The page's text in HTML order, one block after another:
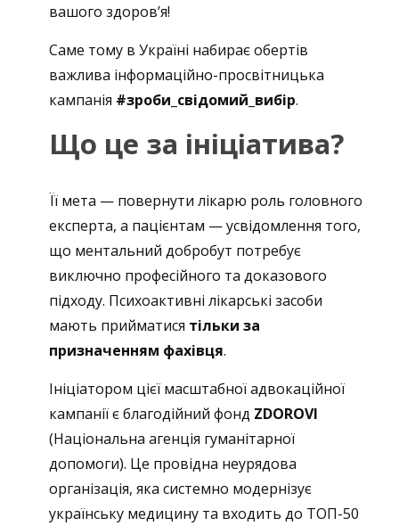
вашого здоров’я!
Саме тому в Україні набирає обертів
важлива інформаційно-просвітницька
кампанія #зроби_свідомий_вибір.
Що це за ініціатива?
Її мета — повернути лікарю роль головного
експерта, а пацієнтам — усвідомлення того,
що ментальний добробут потребує
виключно професійного та доказового
підходу. Психоактивні лікарські засоби
мають прийматися тільки за
призначенням фахівця.
Ініціатором цієї масштабної адвокаційної
кампанії є благодійний фонд ZDOROVI
(Національна агенція гуманітарної
допомоги). Це провідна неурядова
організація, яка системно модернізує
українську медицину та входить до ТОП-50